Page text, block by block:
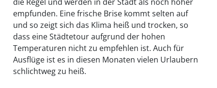
empfunden. Eine frische Brise kommt selten auf
und so zeigt sich das Klima heiß und trocken, so
dass eine Städtetour aufgrund der hohen
Temperaturen nicht zu empfehlen ist. Auch für
Ausflüge ist es in diesen Monaten vielen Urlaubern
schlichtweg zu heiß.